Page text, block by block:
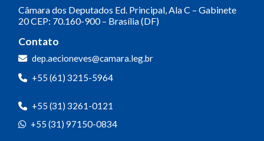
Câmara dos Deputados Ed. Principal, Ala C – Gabinete
20CEP: 70.160-900 – Brasília (DF)
Contato
dep.aecioneves@camara.leg.br
+55 (61) 3215-5964
+55 (31) 3261-0121
+55 (31) 97150-0834